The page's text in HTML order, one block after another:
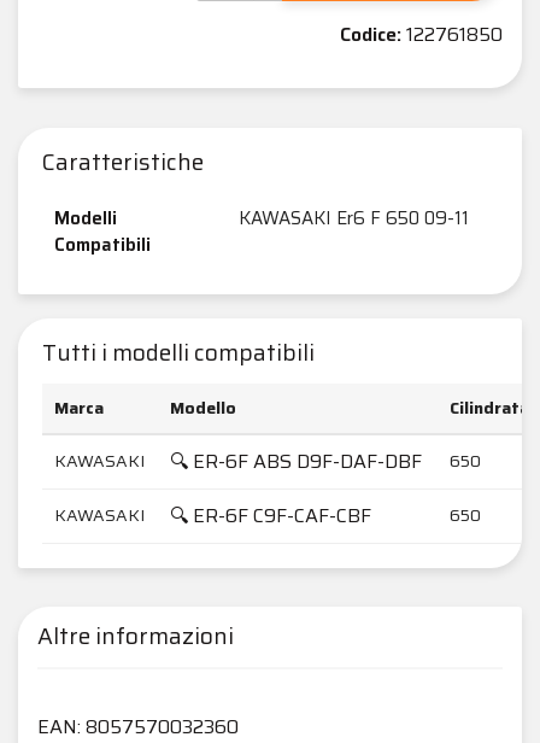
Codice:122761850
Caratteristiche
Modelli
Compatibili
KAWASAKI Er6 F 650 09-11
Tutti i modelli compatibili
Marca Modello
Cilindrata
KAWASAKI
🔍 ER-6F ABS D9F-DAF-DBF 650
KAWASAKI 🔍 ER-6F C9F-CAF-CBF 650
Altre informazioni
EAN: 8057570032360